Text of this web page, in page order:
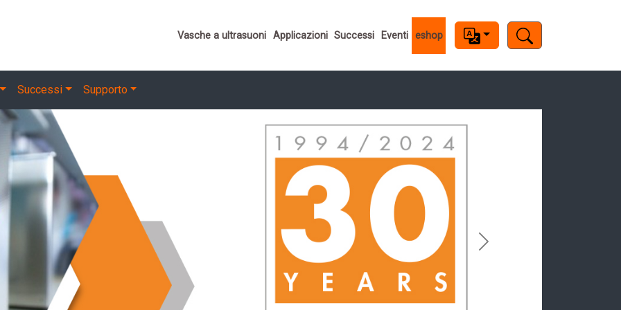
Important links
Vasche a ultrasuoni Applicazioni Successi Eventi eshop
Successi Supporto
Next